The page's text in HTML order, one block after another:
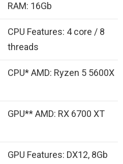
RAM: 16Gb
CPU Features: 4 core / 8
threads
CPU* AMD: Ryzen 5 5600X
GPU** AMD: RX 6700 XT
GPU Features: DX12, 8Gb